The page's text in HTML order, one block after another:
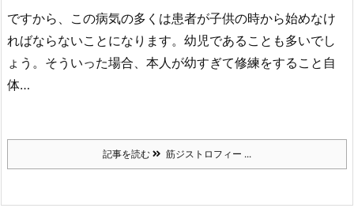
ですから、この病気の多くは患者が子供の時から始めなけ
ればならないことになります。幼児であることも多いでし
ょう。そういった場合、本人が幼すぎて修練をすること自
体…
記事を読む 筋ジストロフィー ...